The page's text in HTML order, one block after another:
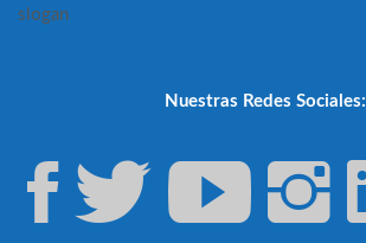
slogan
Nuestras Redes Sociales: